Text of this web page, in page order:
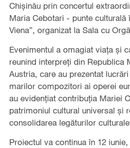
Chișinău prin concertul
Maria Cebotari - punte culturală
Viena”, organizat la Sala cu
Evenimentul a omagiat viața și
reunind interpreți din Republica
Austria, care au prezentat
marilor compozitori ai operei
au evidențiat contribuția Mariei
patrimoniul cultural universal și
consolidarea legăturilor
Proiectul va continua în 12